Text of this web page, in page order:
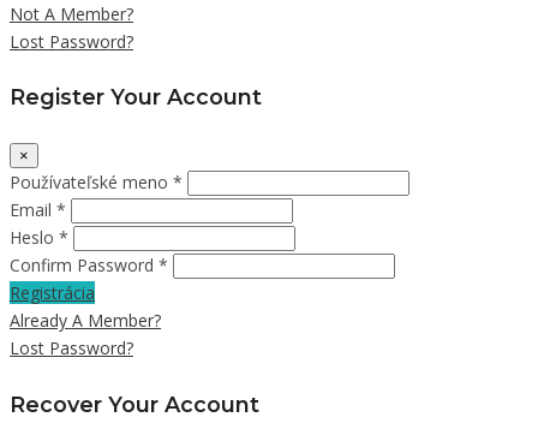
Not A Member?
Lost Password?
Register Your Account
×
Používateľské meno *
Email *
Heslo *
Confirm Password *
Registrácia
Already A Member?
Lost Password?
Recover Your Account